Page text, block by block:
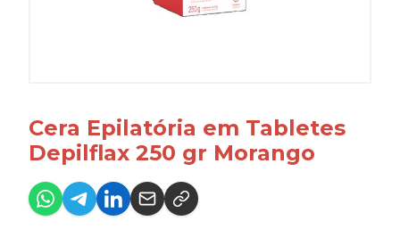
Cera Epilatória em Tabletes
Depilflax 250 gr Morango